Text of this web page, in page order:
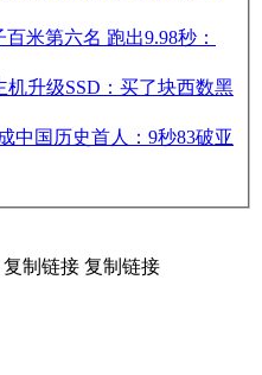
米第六名 跑出9.98秒：
机升级SSD：买了块西数黑
中国历史首人：9秒83破亚
复制链接 复制链接